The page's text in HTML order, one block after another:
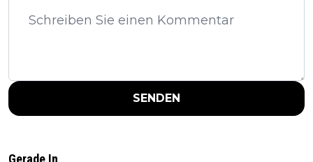
SENDEN
Gerade In